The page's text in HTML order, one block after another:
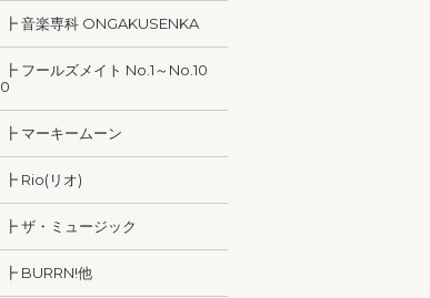
┣ 音楽専科 ONGAKUSENKA
┣ フールズメイト No.1～No.10
0
┣ マーキームーン
┣ Rio(リオ)
┣ ザ・ミュージック
┣ BURRN!他